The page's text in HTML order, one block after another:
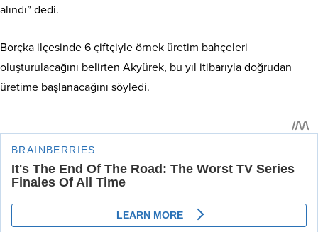
alındı” dedi.
Borçka ilçesinde 6 çiftçiyle örnek üretim bahçeleri
oluşturulacağını belirten Akyürek, bu yıl itibarıyla doğrudan
üretime başlanacağını söyledi.